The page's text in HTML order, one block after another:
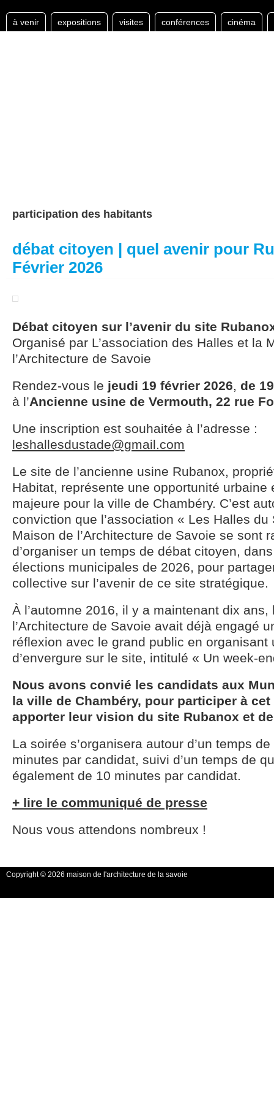
à venir expositions visites conférences cinéma
participation des habitants
débat citoyen | quel avenir pour
Février 2026
Débat citoyen sur l’avenir du site
Organisé par L’association des Halles et la
l’Architecture de Savoie
Rendez-vous le jeudi 19 février 2026, de
à l’Ancienne usine de Vermouth, 22 rue
Une inscription est souhaitée à l’adresse :
leshallesdustade@gmail.com
Le site de l’ancienne usine Rubanox,
Habitat, représente une opportunité urbaine
majeure pour la ville de Chambéry. C’est
conviction que l’association « Les Halles du
Maison de l’Architecture de Savoie se sont
d’organiser un temps de débat citoyen,
élections municipales de 2026, pour
collective sur l’avenir de ce site stratégique.
À l’automne 2016, il y a maintenant dix ans,
l’Architecture de Savoie avait déjà engagé
réflexion avec le grand public en organisant
d’envergure sur le site, intitulé « Un week-
Nous avons convié les candidats aux
la ville de Chambéry, pour participer à
apporter leur vision du site Rubanox et
La soirée s’organisera autour d’un temps
minutes par candidat, suivi d’un temps de
également de 10 minutes par candidat.
+ lire le communiqué de presse
Nous vous attendons nombreux !
Copyright © 2026 maison de l'architecture de la savoie